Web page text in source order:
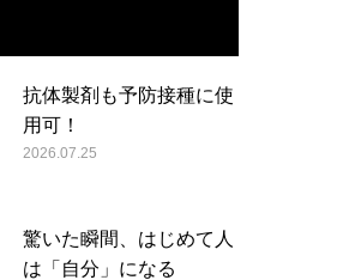
抗体製剤も予防接種に使
用可！
2026.07.25
驚いた瞬間、はじめて人
は「自分」になる